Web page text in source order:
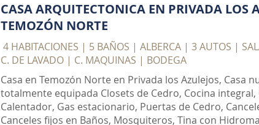
CASA ARQUITECTONICA EN PRIVADA LOS
TEMOZÓN NORTE
4 HABITACIONES | 5 BAÑOS | ALBERCA | 3 AUTOS |
C. DE LAVADO | C. MAQUINAS | BODEGA
Casa en Temozón Norte en Privada los Azulejos, Casa
totalmente equipada Closets de Cedro, Cocina integral,
Calentador, Gas estacionario, Puertas de Cedro,
Canceles fijos en Baños, Mosquiteros, Tina con